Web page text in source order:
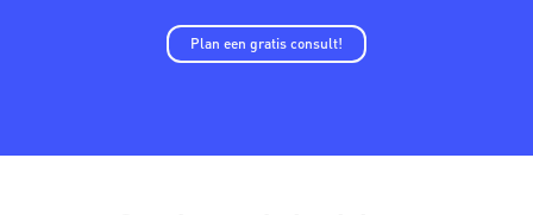
Plan een gratis consult!